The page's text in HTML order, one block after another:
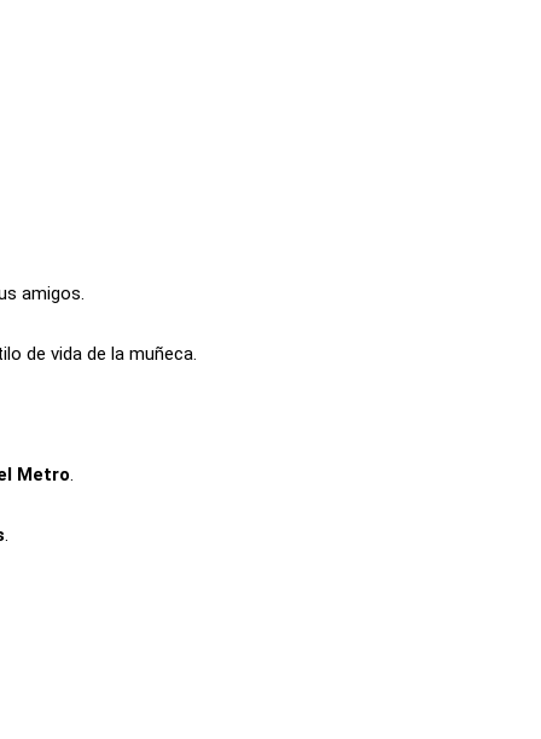
amigos.
de vida de la muñeca.
Metro.
.